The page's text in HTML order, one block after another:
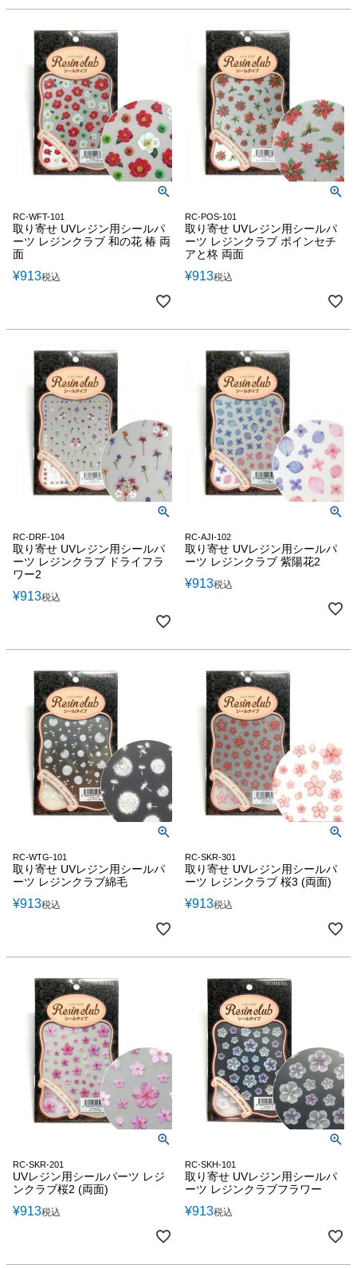
RC-WFT-101
取り寄せ UVレジン用シールパ
ーツ レジンクラブ 和の花 椿 両
面
¥913税込
RC-POS-101
取り寄せ UVレジン用シールパ
ーツ レジンクラブ ポインセチ
アと柊 両面
¥913税込
RC-DRF-104
取り寄せ UVレジン用シールパ
ーツ レジンクラブ ドライフラ
ワー2
¥913税込
RC-AJI-102
取り寄せ UVレジン用シールパ
ーツ レジンクラブ 紫陽花2
¥913税込
RC-WTG-101
取り寄せ UVレジン用シールパ
ーツ レジンクラブ綿毛
¥913税込
RC-SKR-301
取り寄せ UVレジン用シールパ
ーツ レジンクラブ 桜3 (両面)
¥913税込
RC-SKR-201
UVレジン用シールパーツ レジ
ンクラブ桜2 (両面)
¥913税込
RC-SKH-101
取り寄せ UVレジン用シールパ
ーツ レジンクラブフラワー
¥913税込